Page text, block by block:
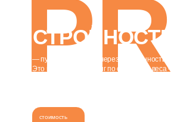
СТРОЙНОСТЬ
— путь к стройности через осознанность
Это не просто тренинг по снижению веса
стоимость